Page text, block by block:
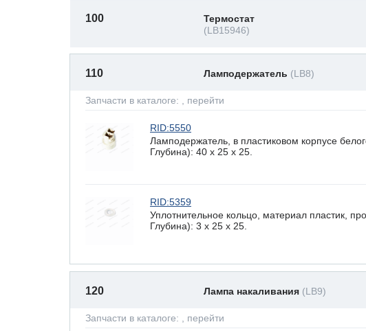
100
Термостат
(LB15946)
110 Ламподержатель (LB8)
Запчасти в каталоге: , перейти
RID:5550
Ламподержатель, в пластиковом корпусе
Глубина): 40 x 25 х 25.
RID:5359
Уплотнительное кольцо, материал пластик,
Глубина): 3 x 25 х 25.
120 Лампа накаливания (LB9)
Запчасти в каталоге: , перейти